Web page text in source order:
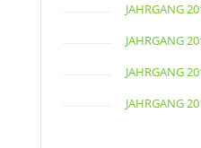
JAHRGANG
JAHRGANG
JAHRGANG
JAHRGANG